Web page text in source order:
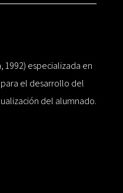
especializada en
el desarrollo del
del alumnado.